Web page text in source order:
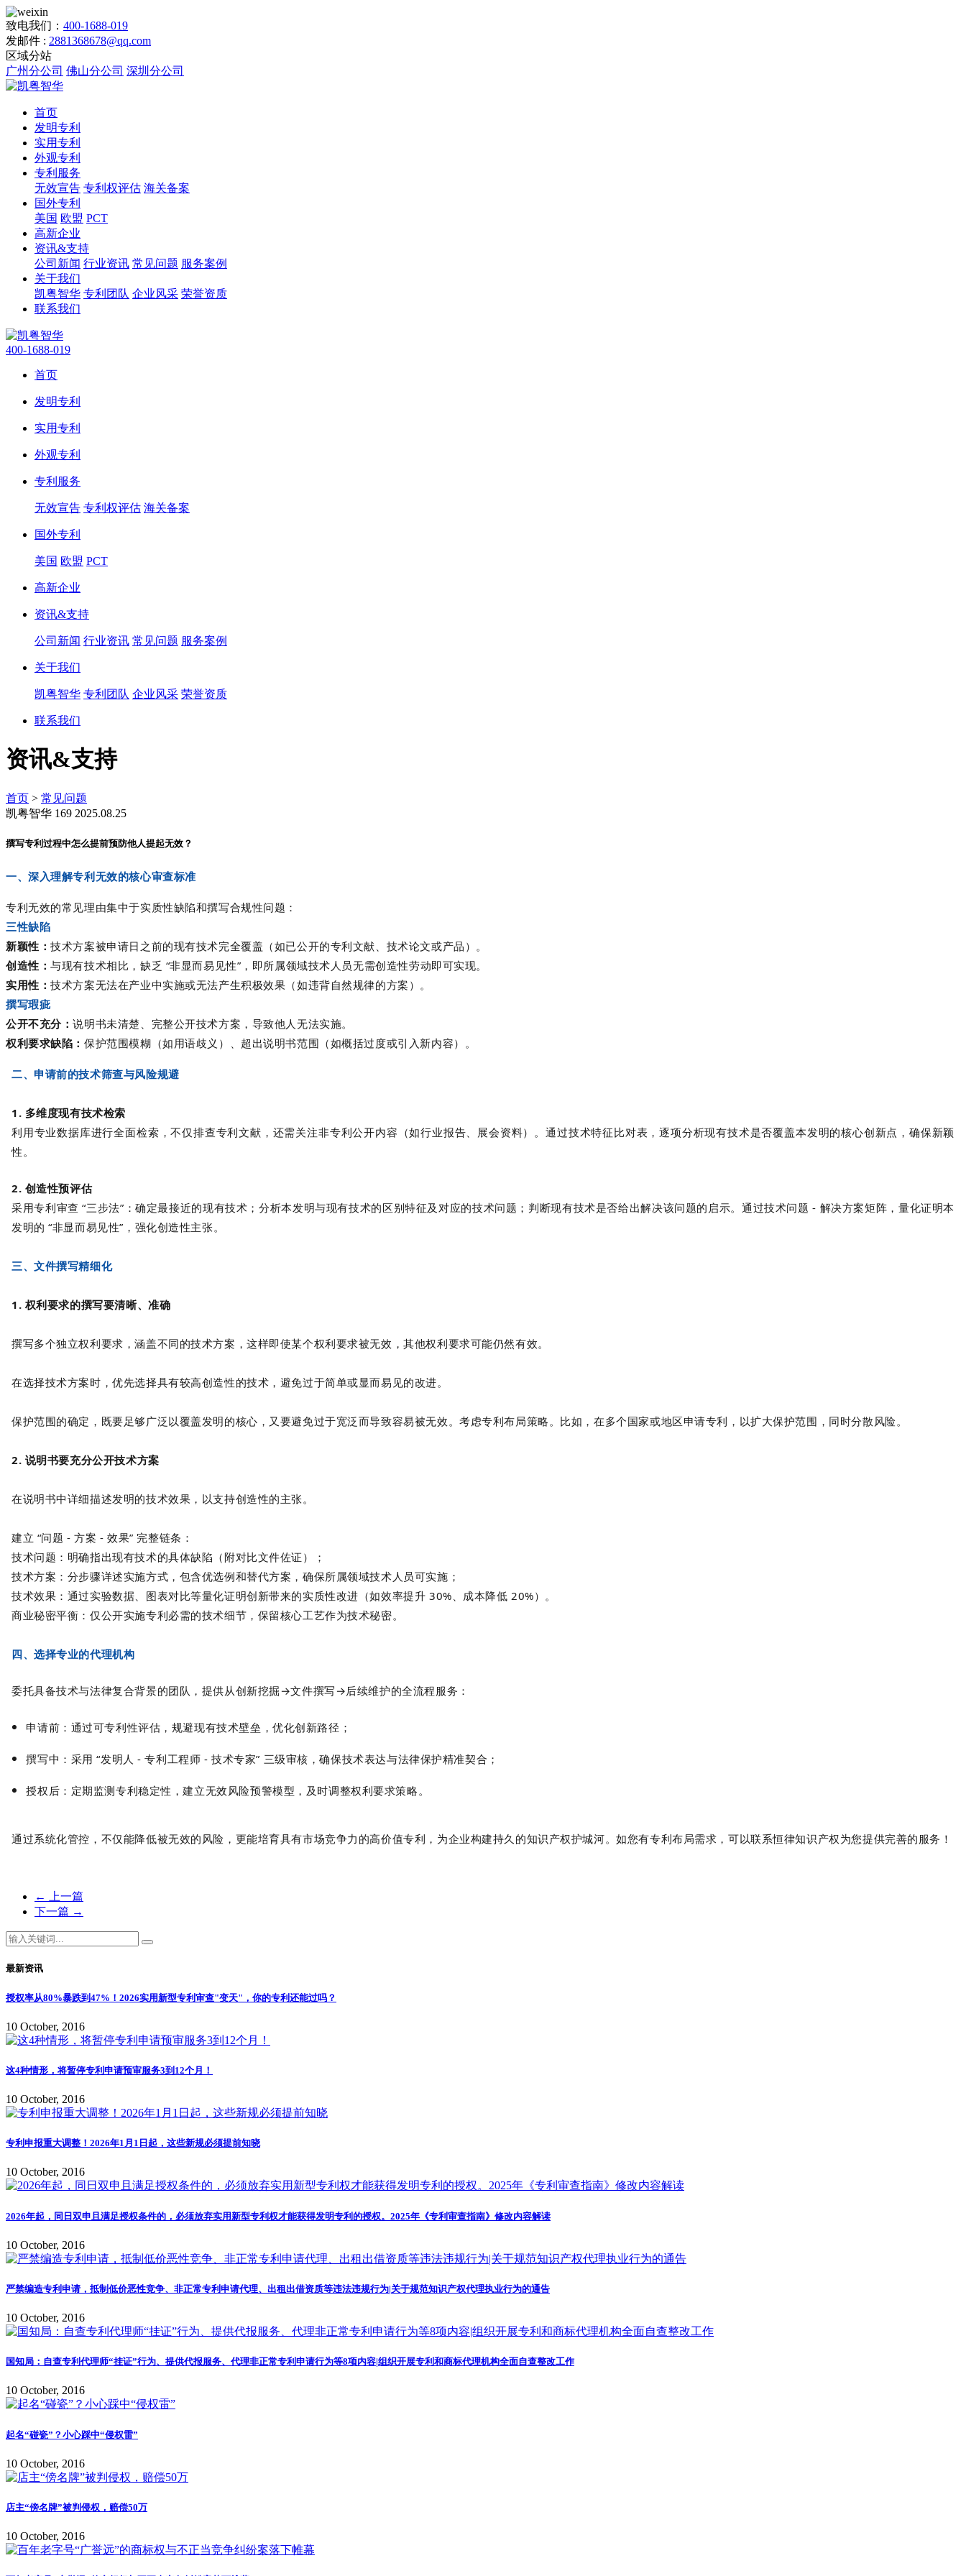
致电我们： 400-1688-019
发邮件 : 2881368678@qq.com
区域分站
广州分公司 佛山分公司 深圳分公司
首页
发明专利
实用专利
外观专利
专利服务
无效宣告 专利权评估 海关备案
国外专利
美国 欧盟 PCT
高新企业
资讯&支持
公司新闻 行业资讯 常见问题 服务案例
关于我们
凯粤智华 专利团队 企业风采 荣誉资质
联系我们
400-1688-019
首页
发明专利
实用专利
外观专利
专利服务
无效宣告 专利权评估 海关备案
国外专利
美国 欧盟 PCT
高新企业
资讯&支持
公司新闻 行业资讯 常见问题 服务案例
关于我们
凯粤智华 专利团队 企业风采 荣誉资质
联系我们
资讯&支持
首页 > 常见问题
凯粤智华 169 2025.08.25
撰写专利过程中怎么提前预防他人提起无效？
一、深入理解专利无效的核心审查标准
专利无效的常见理由集中于实质性缺陷和撰写合规性问题：
三性缺陷
新颖性：技术方案被申请日之前的现有技术完全覆盖（如已公开的专利文献、技术论文或产品）。
创造性：与现有技术相比，缺乏 “非显而易见性”，即所属领域技术人员无需创造性劳动即可实现。
实用性：技术方案无法在产业中实施或无法产生积极效果（如违背自然规律的方案）。
撰写瑕疵
公开不充分：说明书未清楚、完整公开技术方案，导致他人无法实施。
权利要求缺陷：保护范围模糊（如用语歧义）、超出说明书范围（如概括过度或引入新内容）。
二、申请前的技术筛查与风险规避
1. 多维度现有技术检索
利用专业数据库进行全面检索 ，不仅排查专利文献，还需关注非专利公开内容（如行业报告、展会资料）。通过技术特征比对表 ，逐项分析现有技术是否覆盖本发明的核心创新点，确保新颖
性。
2. 创造性预评估
采用专利审查 “三步法”：确定最接近的现有技术；分析本发明与现有技术的区别特征及对应的技术问题；判断现有技术是否给出解决该问题的启示。 通过技术问题 - 解决方案矩阵 ，量化证明本
发明的 “非显而易见性”，强化创造性主张。
三、文件撰写精细化
1. 权利要求的撰写要清晰、准确
撰写多个独立权利要求，涵盖不同的技术方案，这样即使某个权利要求被无效，其他权利要求可能仍然有效。
在选择技术方案时，优先选择具有较高创造性的技术，避免过于简单或显而易见的改进。
保护范围的确定，既要足够广泛以覆盖发明的核心，又要避免过于宽泛而导致容易被无效。考虑专利布局策略。比如，在多个国家或地区申请专利，以扩大保护范围，同时分散风险。
2. 说明书要充分公开技术方案
在说明书中详细描述发明的技术效果，以支持创造性的主张。
建立 “问题 - 方案 - 效果” 完整链条：
技术问题：明确指出现有技术的具体缺陷（附对比文件佐证）；
技术方案：分步骤详述实施方式，包含优选例和替代方案，确保所属领域技术人员可实施；
技术效果：通过实验数据、图表对比等量化证明创新带来的实质性改进（如效率提升 30%、成本降低 20%）。
商业秘密平衡：仅公开实施专利必需的技术细节，保留核心工艺作为技术秘密。
四、选择专业的代理机构
委托具备技术与法律复合背景的团队，提供从创新挖掘→文件撰写→后续维护的全流程服务：
申请前：通过可专利性评估，规避现有技术壁垒，优化创新路径；
撰写中：采用 “发明人 - 专利工程师 - 技术专家” 三级审核，确保技术表达与法律保护精准契合；
授权后：定期监测专利稳定性，建立无效风险预警模型，及时调整权利要求策略。
通过系统化管控，不仅能降低被无效的风险，更能培育具有市场竞争力的高价值专利，为企业构建持久的知识产权护城河。如您有专利布局需求，可以联系恒律知识产权为您提供完善的服务！
←
上一篇
下一篇 →
最新资讯
授权率从80%暴跌到47%！2026实用新型专利审查"变天"，你的专利还能过吗？
10 October, 2016
这4种情形，将暂停专利申请预审服务3到12个月！
10 October, 2016
专利申报重大调整！2026年1月1日起，这些新规必须提前知晓
10 October, 2016
2026年起，同日双申且满足授权条件的，必须放弃实用新型专利权才能获得发明专利的授权。2025年《专利审查指南》修改内容解读
10 October, 2016
严禁编造专利申请，抵制低价恶性竞争、非正常专利申请代理、出租出借资质等违法违规行为|关于规范知识产权代理执业行为的通告
10 October, 2016
国知局：自查专利代理师“挂证”行为、提供代报服务、代理非正常专利申请行为等8项内容|组织开展专利和商标代理机构全面自查整改工作
10 October, 2016
起名“碰瓷”？小心踩中“侵权雷”
10 October, 2016
店主“傍名牌”被判侵权，赔偿50万
10 October, 2016